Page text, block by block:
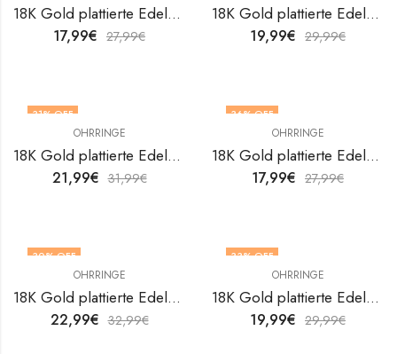
18K Gold plattierte Edelstahl Ohrringe Hearts von V&F Jewelers
17,99€ 27,99€
18K Gold plattierte Edelstahl Ohrringe Hearts von V&F Jewelers
19,99€ 29,99€
31% OFF
OHRRINGE
18K Gold plattierte Edelstahl Ohrringe Hearts von V&F Jewelers
21,99€ 31,99€
36% OFF
OHRRINGE
18K Gold plattierte Edelstahl Ohrringe Hearts von V&F Jewelers
17,99€ 27,99€
30% OFF
OHRRINGE
18K Gold plattierte Edelstahl Ohrringe Hearts von V&F Jewelers
22,99€ 32,99€
33% OFF
OHRRINGE
18K Gold plattierte Edelstahl Ohrringe Hearts von V&F Jewelers
19,99€ 29,99€